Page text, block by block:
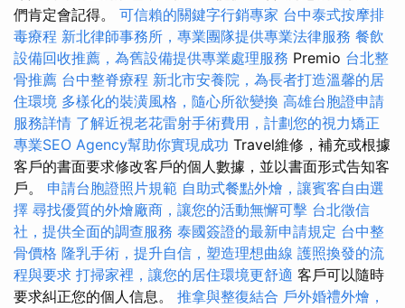
們肯定會記得。 可信賴的關鍵字行銷專家 台中泰式按摩排
毒療程 新北律師事務所，專業團隊提供專業法律服務 餐飲
設備回收推薦，為舊設備提供專業處理服務 Premio 台北整
骨推薦 台中整脊療程 新北市安養院，為長者打造溫馨的居
住環境 多樣化的裝潢風格，隨心所欲變換 高雄台胞證申請
服務詳情 了解近視老花雷射手術費用，計劃您的視力矯正
專業SEO Agency幫助你實現成功 Travel維修，補充或根據
客戶的書面要求修改客戶的個人數據，並以書面形式告知客
戶。 申請台胞證照片規範 自助式餐點外燴，讓賓客自由選
擇 尋找優質的外燴廠商，讓您的活動無懈可擊 台北徵信
社，提供全面的調查服務 泰國簽證的最新申請規定 台中整
骨價格 隆乳手術，提升自信，塑造理想曲線 護照換發的流
程與要求 打掃家裡，讓您的居住環境更舒適 客戶可以隨時
要求糾正您的個人信息。 推拿與整復結合 戶外婚禮外燴，